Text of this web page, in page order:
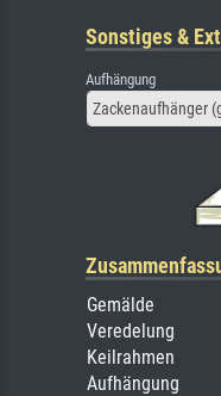
Sonstiges &
Aufhängung
Zackenaufhänger
Gemälde
Veredelung
Keilrahmen
Aufhängung